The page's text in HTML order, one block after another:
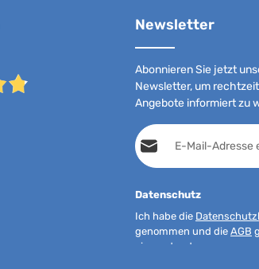
Newsletter
Abonnieren Sie jetzt
Newsletter, um
Angebote informiert zu
E-Mail-Adresse*
Datenschutz
Ich habe die
genommen und die AGB
einverstanden.